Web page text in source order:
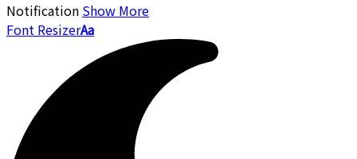
Notification Show More
Font ResizerAa